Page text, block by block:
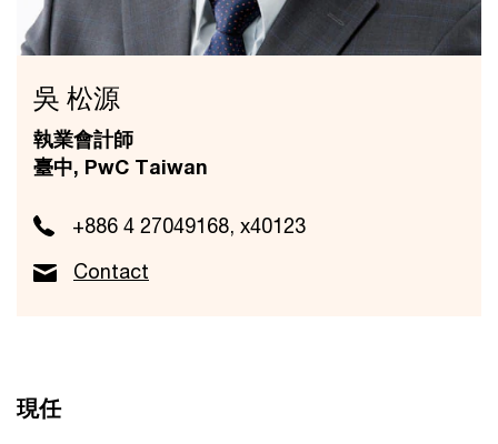
吳 松源
執業會計師
臺中, PwC Taiwan
+886 4 27049168, x40123
Contact
現任